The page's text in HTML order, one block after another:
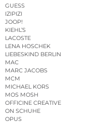
GUESS
IZIPIZI
JOOP!
KIEHL’S
LACOSTE
LENA HOSCHEK
LIEBESKIND BERLIN
MAC
MARC JACOBS
MCM
MICHAEL KORS
MOS MOSH
OFFICINE CREATIVE
ON SCHUHE
OPUS